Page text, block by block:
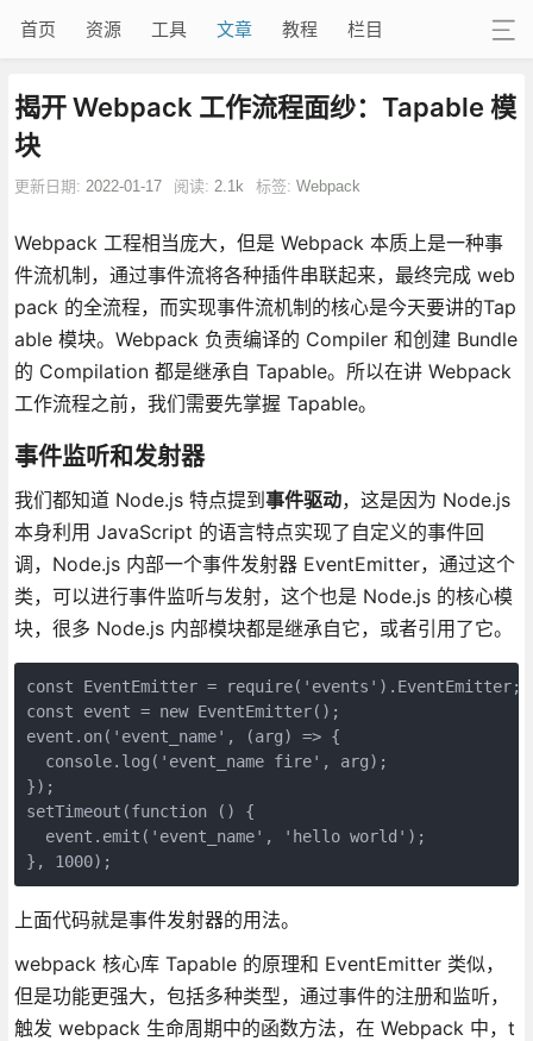
首页 资源 工具 文章 教程 栏目
揭开 Webpack 工作流程面纱：Tapable 模
块
更新日期: 2022-01-17 阅读: 2.1k 标签: Webpack
Webpack 工程相当庞大，但是 Webpack 本质上是一种事
件流机制，通过事件流将各种插件串联起来，最终完成 web
pack 的全流程，而实现事件流机制的核心是今天要讲的Tap
able 模块。Webpack 负责编译的 Compiler 和创建 Bundle
的 Compilation 都是继承自 Tapable。所以在讲 Webpack
工作流程之前，我们需要先掌握 Tapable。
事件监听和发射器
我们都知道 Node.js 特点提到事件驱动，这是因为 Node.js
本身利用 JavaScript 的语言特点实现了自定义的事件回
调，Node.js 内部一个事件发射器 EventEmitter，通过这个
类，可以进行事件监听与发射，这个也是 Node.js 的核心模
块，很多 Node.js 内部模块都是继承自它，或者引用了它。
const EventEmitter = require('events').EventEmitter;
const event = new EventEmitter();
event.on('event_name', (arg) => {
  console.log('event_name fire', arg);
});
setTimeout(function () {
  event.emit('event_name', 'hello world');
上面代码就是事件发射器的用法。
webpack 核心库 Tapable 的原理和 EventEmitter 类似，
但是功能更强大，包括多种类型，通过事件的注册和监听，
触发 webpack 生命周期中的函数方法，在 Webpack 中，t